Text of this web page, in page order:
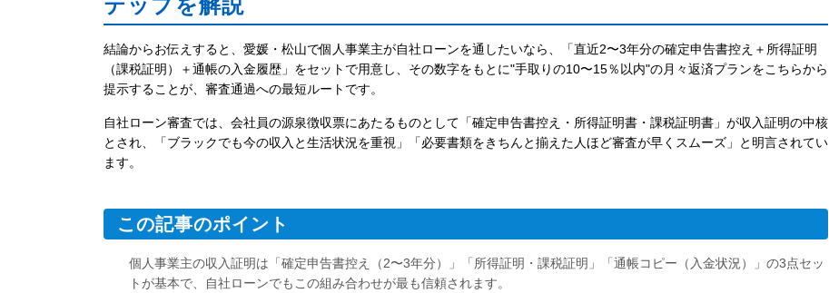
結論からお伝えすると、愛媛・松山で個人事業主が自社ローンを通したいなら、「直近2〜3年分の確定申告書控え＋所得証明
（課税証明）＋通帳の入金履歴」をセットで用意し、その数字をもとに"手取りの10〜15％以内"の月々返済プランをこちらから
提示することが、審査通過への最短ルートです。
自社ローン審査では、会社員の源泉徴収票にあたるものとして「確定申告書控え・所得証明書・課税証明書」が収入証明の中核
とされ、「ブラックでも今の収入と生活状況を重視」「必要書類をきちんと揃えた人ほど審査が早くスムーズ」と明言されてい
ます。
この記事のポイント
個人事業主の収入証明は「確定申告書控え（2〜3年分）」「所得証明・課税証明」「通帳コピー（入金状況）」の3点セッ
トが基本で、自社ローンでもこの組み合わせが最も信頼されます。